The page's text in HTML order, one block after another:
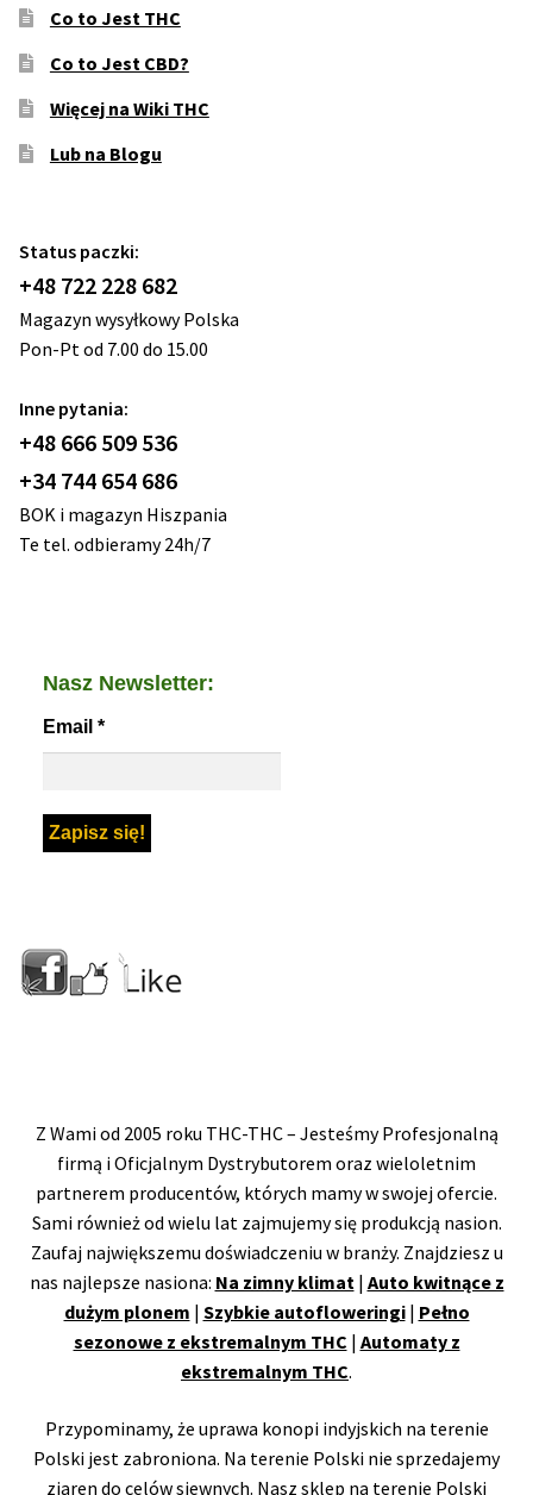
Co to Jest THC
Co to Jest CBD?
Więcej na Wiki THC
Lub na Blogu
Status paczki:
+48 722 228 682
Magazyn wysyłkowy Polska
Pon-Pt od 7.00 do 15.00
Inne pytania:
+48 666 509 536
+34 744 654 686
BOK i magazyn Hiszpania
Te tel. odbieramy 24h/7
Nasz Newsletter:
Email *
Z Wami od 2005 roku THC-THC – Jesteśmy Profesjonalną
firmą i Oficjalnym Dystrybutorem oraz wieloletnim
partnerem producentów, których mamy w swojej ofercie.
Sami również od wielu lat zajmujemy się produkcją nasion.
Zaufaj największemu doświadczeniu w branży. Znajdziesz u
nas najlepsze nasiona: Na zimny klimat| Auto kwitnące z
dużym plonem | Szybkie autofloweringi| Pełno
sezonowe z ekstremalnym THC | Automaty z
ekstremalnym THC.
Przypominamy, że uprawa konopi indyjskich na terenie
Polski jest zabroniona. Na terenie Polski nie sprzedajemy
ziaren do celów siewnych. Nasz sklep na terenie Polski